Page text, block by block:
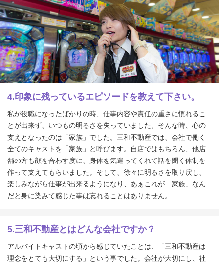
4.印象に残っているエピソードを教えて下さい。
私が役職になったばかりの時、仕事内容や責任の重さに慣れるこ
とが出来ず、いつもの明るさを失っていました。そんな時、心の
支えとなったのは「家族」でした。三和不動産では、会社で働く
全てのキャストを「家族」と呼びます。自店ではもちろん、他店
舗の方も顔を合わす度に、身体を気遣ってくれて話を聞く体制を
作って支えてもらいました。そして、徐々に明るさを取り戻し、
楽しみながら仕事が出来るようになり、あぁこれが「家族」なん
だと身に染みて感じた事は忘れることはありません。
5.三和不動産とはどんな会社ですか？
アルバイトキャストの頃から感じていたことは、「三和不動産は
理念をとても大切にする」という事でした。会社が大切にし、社